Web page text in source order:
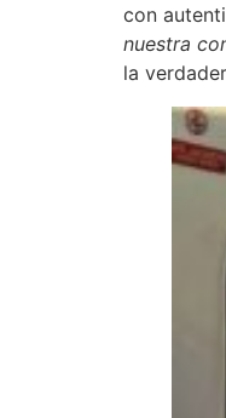
con
nuestra
la